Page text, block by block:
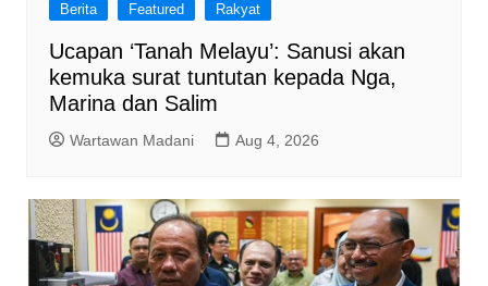
Berita Featured Rakyat
Ucapan ‘Tanah Melayu’: Sanusi akan
kemuka surat tuntutan kepada Nga,
Marina dan Salim
Wartawan Madani Aug 4, 2026